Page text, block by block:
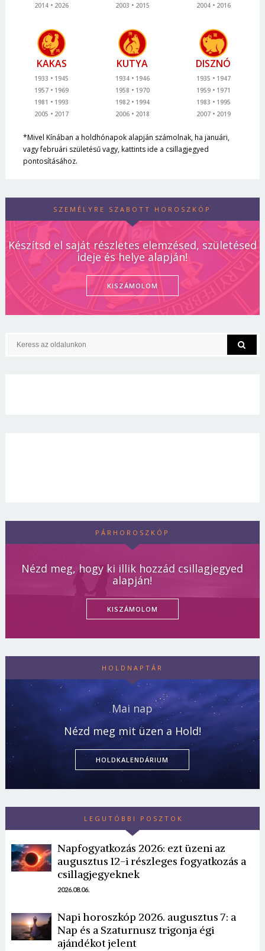
2014 2026 2003 2015 2004 2016
KAKAS
1933
1945
1957
1969
1981
1993
2005
2017
KUTYA
1934
1946
1958
1970
1982
1994
2006
2018
DISZNÓ
1935
1947
1959
1971
1983
1995
2007
2019
*Mivel Kínában a holdhónapok alapján számolnak, ha januári,
vagy februári születésű vagy, kattints ide a csillagjegyed
pontosításához.
SZEMÉLYRE SZABOTT HOROSZKÓP
Készítsd el saját részletes elemzésed, születésed
ideje és helye alapján!
KISZÁMOLOM
PÁRHOROSZKÓP
Nézd meg, hogy ki illik hozzád csillagjegyed
alapján!
KISZÁMOLOM
HOLDNAPTÁR
Mai nap
Nézd meg mit üzen a Hold!
HOLDKALENDÁRIUM
LEGUTÓBBI POSZTOK
Napfogyatkozás 2026: ezt üzeni az
augusztus 12-i részleges fogyatkozás a
csillagjegyeknek
2026.08.06.
Napi horoszkóp 2026. augusztus 7: a
Nap és a Szaturnusz trigonja égi
ajándékot jelent
Borsonline bejelentkezés
E-mail cím vagy felhasználónév